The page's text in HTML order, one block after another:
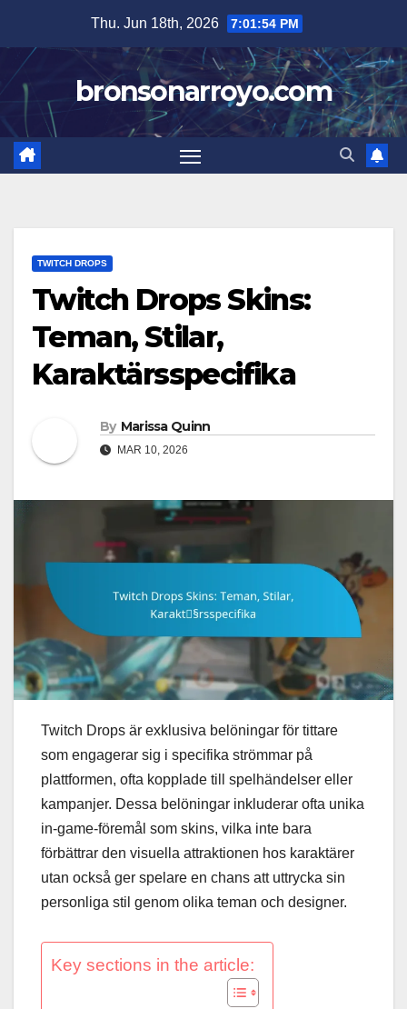
content
Thu. Jun 18th, 2026 7:01:55 PM
bronsonarroyo.com
TWITCH DROPS
Twitch Drops Skins:
Teman, Stilar,
Karaktärsspecifika
By Marissa Quinn
MAR 10, 2026
Twitch Drops är exklusiva belöningar för tittare
som engagerar sig i specifika strömmar på
plattformen, ofta kopplade till spelhändelser eller
kampanjer. Dessa belöningar inkluderar ofta unika
in-game-föremål som skins, vilka inte bara
förbättrar den visuella attraktionen hos karaktärer
utan också ger spelare en chans att uttrycka sin
personliga stil genom olika teman och designer.
Key sections in the article: